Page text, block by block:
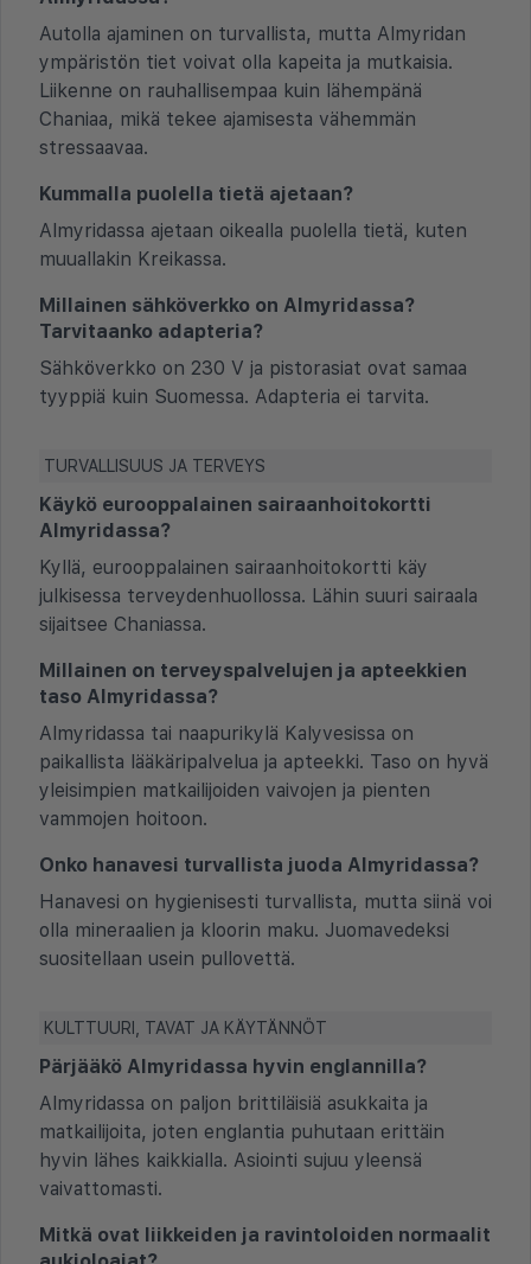
Autolla ajaminen on turvallista, mutta Almyridan
ympäristön tiet voivat olla kapeita ja mutkaisia.
Liikenne on rauhallisempaa kuin lähempänä
Chaniaa, mikä tekee ajamisesta vähemmän
stressaavaa.
Kummalla puolella tietä ajetaan?
Almyridassa ajetaan oikealla puolella tietä, kuten
muuallakin Kreikassa.
Millainen sähköverkko on Almyridassa?
Tarvitaanko adapteria?
Sähköverkko on 230 V ja pistorasiat ovat samaa
tyyppiä kuin Suomessa. Adapteria ei tarvita.
TURVALLISUUS JA TERVEYS
Käykö eurooppalainen sairaanhoitokortti
Almyridassa?
Kyllä, eurooppalainen sairaanhoitokortti käy
julkisessa terveydenhuollossa. Lähin suuri sairaala
sijaitsee Chaniassa.
Millainen on terveyspalvelujen ja apteekkien
taso Almyridassa?
Almyridassa tai naapurikylä Kalyvesissa on
paikallista lääkäripalvelua ja apteekki. Taso on hyvä
yleisimpien matkailijoiden vaivojen ja pienten
vammojen hoitoon.
Onko hanavesi turvallista juoda Almyridassa?
Hanavesi on hygienisesti turvallista, mutta siinä voi
olla mineraalien ja kloorin maku. Juomavedeksi
suositellaan usein pullovettä.
KULTTUURI, TAVAT JA KÄYTÄNNÖT
Pärjääkö Almyridassa hyvin englannilla?
Almyridassa on paljon brittiläisiä asukkaita ja
matkailijoita, joten englantia puhutaan erittäin
hyvin lähes kaikkialla. Asiointi sujuu yleensä
vaivattomasti.
Mitkä ovat liikkeiden ja ravintoloiden normaalit